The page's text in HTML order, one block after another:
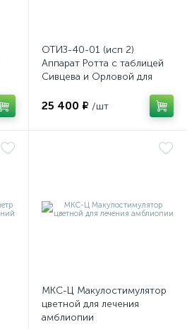
ОТИЗ-40-01 (исп 2)
Аппарат Ротта с таблицей
Сивцева и Орловой для
очков
25 400 ₽ /шт
МКС-Ц Макулостимулятор
цветной для лечения
амблиопии